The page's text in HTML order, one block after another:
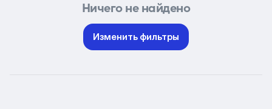
Ничего не найдено
Изменить фильтры